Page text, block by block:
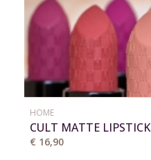
HOME
CULT MATTE LIPSTICK
€ 16,90